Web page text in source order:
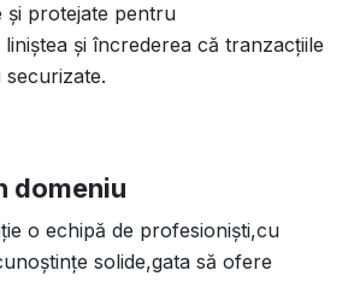
și protejate pentru
și încrederea că tranzacțiile
domeniu
o echipă de profesioniști,cu
solide,gata să ofere